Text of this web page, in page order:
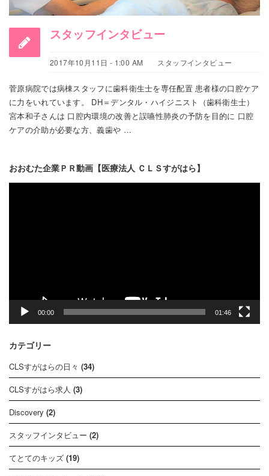
スタッフインタビュー
2017年10月11日 - 1:00 AM スタッフインタビュー
菅原病院では病棟スタッフに歯科衛生士を専任配置 患者様の口腔ケア
に力をいれています。 DH＝デンタル・ハイジニスト（歯科衛生士）
宮本和子さんは 口腔内環境の改善と誤嚥性肺炎の予防を目的に 口腔
ケアの介助が必要な方、義歯や …
おおむた企業ＰＲ動画【医療法人 ＣＬＳすがはら】
00:00 01:46
カテゴリー
CLSすがはらの日々 (34)
CLSすがはら求人 (3)
Discovery (2)
スタッフインタビュー (2)
てとてのキッズ (19)